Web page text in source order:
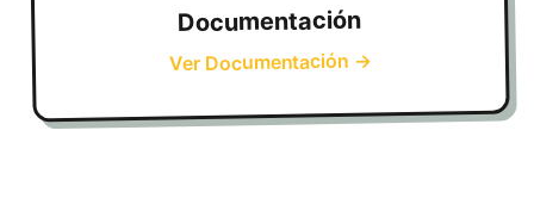
Documentación
Ver Documentación →